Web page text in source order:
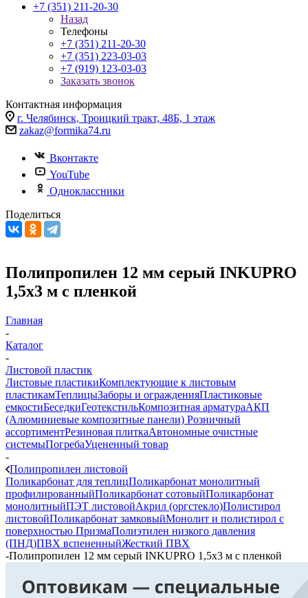
+7 (351) 211-20-30
Назад
Телефоны
+7 (351) 211-20-30
+7 (351) 223-03-03
+7 (919) 123-03-03
Заказать звонок
Контактная информация
г. Челябинск, Троицкий тракт, 48Б, 1 этаж
zakaz@formika74.ru
Вконтакте
YouTube
Одноклассники
Поделиться
Полипропилен 12 мм серый INKUPRO
1,5х3 м с пленкой
Главная
-
Каталог
-
Листовой пластик
Листовые пластикиКомплектующие к листовым
пластикамТеплицыЗаборы и огражденияПластиковые
емкостиБеседкиГеотекстильКомпозитная арматураАКП
(Алюминиевые композитные панели) Розничный
ассортиментРезиновая плиткаАвтономные очистные
системыПогребаУцененный товар
-
Полипропилен листовой
Поликарбонат для теплицПоликарбонат монолитный
профилированныйПоликарбонат сотовыйПоликарбонат
монолитныйПЭТ листовойАкрил (оргстекло)Полистирол
листовойПоликарбонат замковыйМонолит и полистирол с
поверхностью ПризмаПолиэтилен низкого давления
(ПНД)ПВХ вспененныйЖесткий ПВХ
-Полипропилен 12 мм серый INKUPRO 1,5х3 м с пленкой